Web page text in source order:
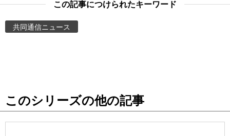
Images
お知らせ
この記事につけられたキーワード
共同通信ニュース
このシリーズの他の記事